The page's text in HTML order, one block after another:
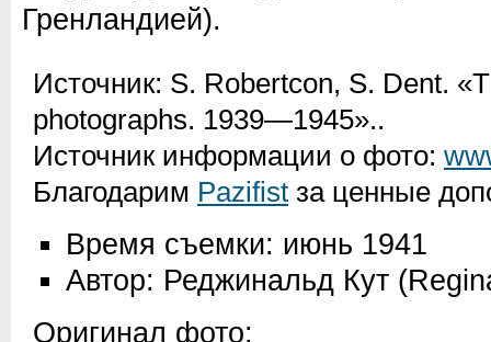
Гренландией).
Источник: S. Robertcon, S. Dent.
photographs. 1939—1945»..
Источник информации о фото:
Благодарим Pazifist за ценные
Время съемки: июнь 1941
Автор: Реджинальд Кут
Оригинал фото: